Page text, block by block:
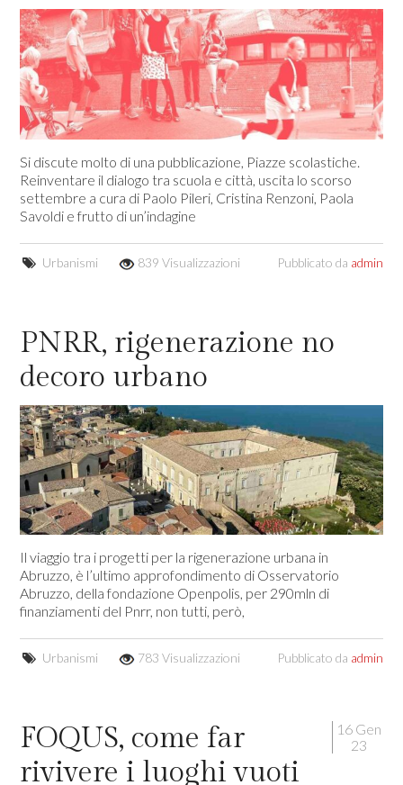
Si discute molto di una pubblicazione, Piazze scolastiche.
Reinventare il dialogo tra scuola e città, uscita lo scorso
settembre a cura di Paolo Pileri, Cristina Renzoni, Paola
Savoldi e frutto di un’indagine
Urbanismi 839 Visualizzazioni Pubblicato da admin
PNRR, rigenerazione no
decoro urbano
Il viaggio tra i progetti per la rigenerazione urbana in
Abruzzo, è l’ultimo approfondimento di Osservatorio
Abruzzo, della fondazione Openpolis, per 290mln di
finanziamenti del Pnrr, non tutti, però,
Urbanismi 783 Visualizzazioni Pubblicato da admin
16 Gen
23
FOQUS, come far
rivivere i luoghi vuoti